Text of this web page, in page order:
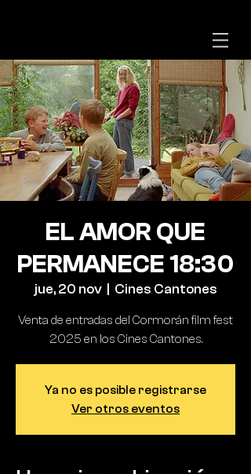
EL AMOR QUE
PERMANECE 18:30
jue, 20 nov
  |
Cines Cantones
Venta de entradas del Cormorán film fest
2025 en los Cines Cantones.
Ya no es posible registrarse
Ver otros eventos